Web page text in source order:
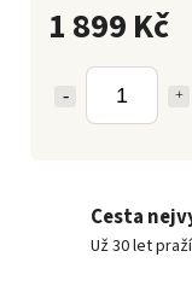
1 899 Kč
Cesta
Už 30 let